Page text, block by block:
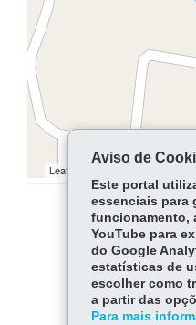
Leaflet | ©
Voltar
Aviso de
Este portal
essenciais para
funcionamento,
YouTube para
do Google
estatísticas de
escolher como
a partir das
Para mais